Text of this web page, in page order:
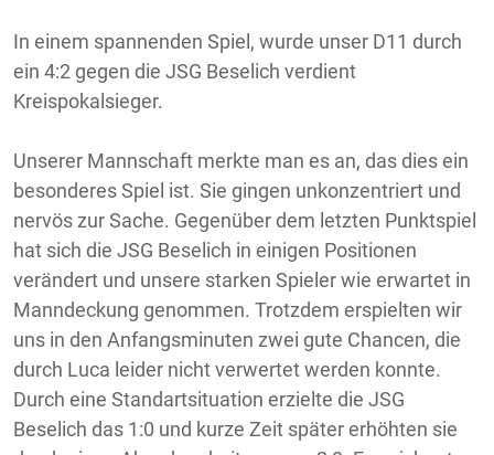
In einem spannenden Spiel, wurde unser D11 durch
ein 4:2 gegen die JSG Beselich verdient
Kreispokalsieger.
Unserer Mannschaft merkte man es an, das dies ein
besonderes Spiel ist. Sie gingen unkonzentriert und
nervös zur Sache. Gegenüber dem letzten Punktspiel
hat sich die JSG Beselich in einigen Positionen
verändert und unsere starken Spieler wie erwartet in
Manndeckung genommen. Trotzdem erspielten wir
uns in den Anfangsminuten zwei gute Chancen, die
durch Luca leider nicht verwertet werden konnte.
Durch eine Standartsituation erzielte die JSG
Beselich das 1:0 und kurze Zeit später erhöhten sie